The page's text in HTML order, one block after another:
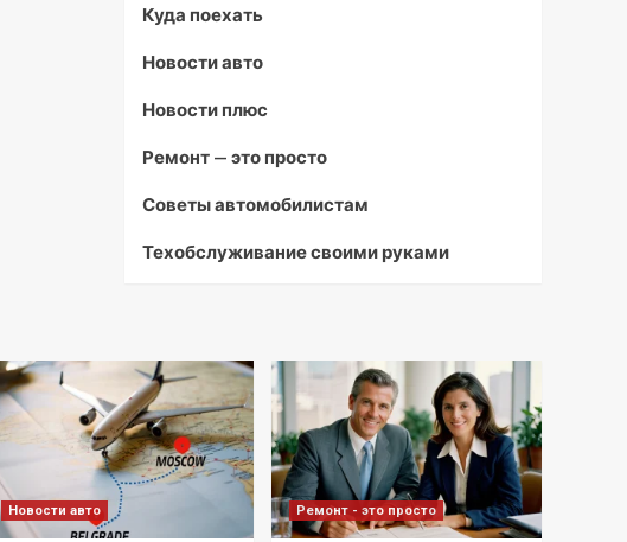
Куда поехать
Новости авто
Новости плюс
Ремонт — это просто
Советы автомобилистам
Техобслуживание своими руками
Новости авто Ремонт - это просто